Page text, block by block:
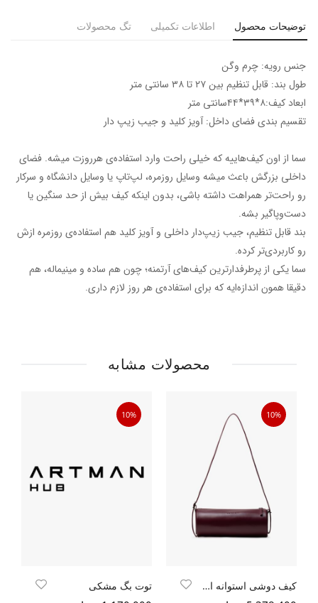
توضیحات محصول اطلاعات تکمیلی تگ محصولات
جنس رویه: چرم وگن
طول بند: قابل تنظیم بین ۲۷ تا ۳۸ سانتی متر
ابعاد کیف:۸*۳۹*۴۴سانتی متر
تقسیم بندی فضای داخل: آویز کلید و جیب زیپ دار
سما از اون کیف‌هاییه که خیلی راحت وارد استفاده‌ی هرروزت میشه. فضای
داخلی بزرگش باعث میشه وسایل روزمره، لپ‌تاپ یا وسایل دانشگاه و سرکار
رو راحت‌تر همراهت داشته باشی، بدون اینکه کیف بیش از حد سنگین یا
دست‌وپاگیر بشه.
بند قابل تنظیم، جیب زیپ‌دار داخلی و آویز کلید هم استفاده‌ی روزمره ازش
رو کاربردی‌تر کرده.
سما یکی از پرطرفدارترین کیف‌های آرتمنه؛ چون هم ساده و مینیماله، هم
دقیقا همون اندازه‌ایه که برای استفاده‌ی هر روز لازم داری.
محصولات مشابه
10%
کیف دوشی استوانه ایی
10%
توت بگ مشکی